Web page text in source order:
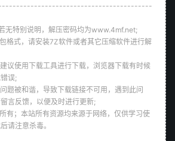
无特别说明，解压密码均为www.4mf.net;
格式，请安装7Z软件或者其它压缩软件进行解
议使用下载工具进行下载，浏览器下载有时候
误;
题被和谐，导致下载链接不可用，遇到此问
言反馈，以便及时进行更新;
有；本站所有资源均来源于网络，仅供学习使
请注意杀毒。